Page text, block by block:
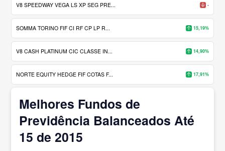
V8 SPEEDWAY VEGA LS XP SEG PRE... -
SOMMA TORINO FIF CI RF CP LP R... 15,19%
V8 CASH PLATINUM CIC CLASSE IN... 14,90%
NORTE EQUITY HEDGE FIF COTAS F... 17,91%
Melhores Fundos de
Previdência Balanceados Até
15 de 2015